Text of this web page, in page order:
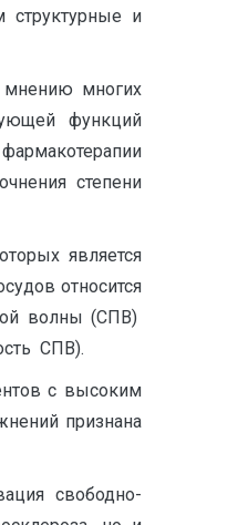
структурные и
мнению многих
функций
степени
является
относится
волны (СПВ)
СПВ).
с высоким
признана
свободно-